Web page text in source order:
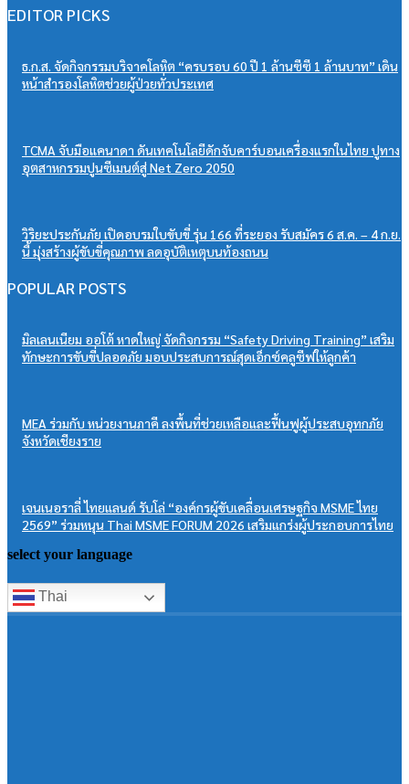
EDITOR PICKS
ธ.ก.ส. จัดกิจกรรมบริจาคโลหิต “ครบรอบ 60 ปี 1 ล้านซีซี 1 ล้านบาท” เดิน
หน้าสำรองโลหิตช่วยผู้ป่วยทั่วประเทศ
TCMA จับมือแคนาดา ดันเทคโนโลยีดักจับคาร์บอนเครื่องแรกในไทย ปูทาง
อุตสาหกรรมปูนซีเมนต์สู่ Net Zero 2050
วิริยะประกันภัย เปิดอบรมใบขับขี่ รุ่น 166 ที่ระยอง รับสมัคร 6 ส.ค. – 4 ก.ย.
นี้ มุ่งสร้างผู้ขับขี่คุณภาพ ลดอุบัติเหตุบนท้องถนน
POPULAR POSTS
มิลเลนเนียม ออโต้ หาดใหญ่ จัดกิจกรรม “Safety Driving Training” เสริม
ทักษะการขับขี่ปลอดภัย มอบประสบการณ์สุดเอ็กซ์คลูซีฟให้ลูกค้า
MEA ร่วมกับ หน่วยงานภาคี ลงพื้นที่ช่วยเหลือและฟื้นฟูผู้ประสบอุทกภัย
จังหวัดเชียงราย
เจนเนอราลี่ ไทยแลนด์ รับโล่ “องค์กรผู้ขับเคลื่อนเศรษฐกิจ MSME ไทย
2569” ร่วมหนุน Thai MSME FORUM 2026 เสริมแกร่งผู้ประกอบการไทย
select your language
Thai